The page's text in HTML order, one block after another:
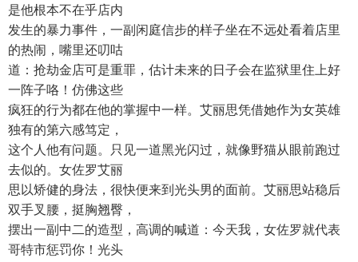
是他根本不在乎店内
发生的暴力事件，一副闲庭信步的样子坐在不远处看着店里
的热闹，嘴里还叨咕
道：抢劫金店可是重罪，估计未来的日子会在监狱里住上好
一阵子咯！仿佛这些
疯狂的行为都在他的掌握中一样。艾丽思凭借她作为女英雄
独有的第六感笃定，
这个人他有问题。只见一道黑光闪过，就像野猫从眼前跑过
去似的。女佐罗艾丽
思以矫健的身法，很快便来到光头男的面前。艾丽思站稳后
双手叉腰，挺胸翘臀，
摆出一副中二的造型，高调的喊道：今天我，女佐罗就代表
哥特市惩罚你！光头